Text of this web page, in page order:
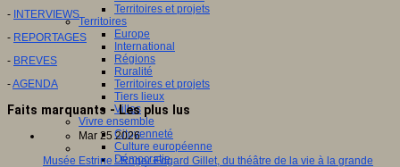
Territoires et projets
Territoires
Europe
International
Régions
Ruralité
Territoires et projets
Tiers lieux
Villes
Vivre ensemble
Citoyenneté
Culture européenne
Démocratie
- INTERVIEWS
- REPORTAGES
- BREVES
-AGENDA
Faits marquants - Les plus lus
Mar 25 2026
Musée Estrine : Roger Edgard Gillet, du théâtre de la vie à la grande